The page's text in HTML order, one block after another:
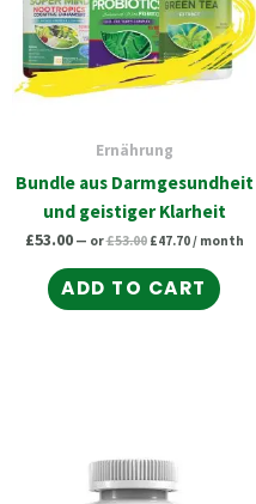
Ernährung
Bundle aus Darmgesundheit
und geistiger Klarheit
£53.00 — or£53.00 £47.70/ month
ADD TO CART
Original
price
was: